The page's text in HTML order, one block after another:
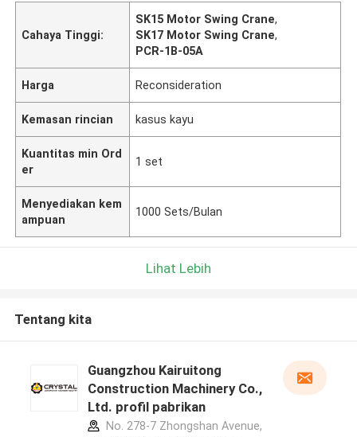
Cahaya Tinggi:
SK15 Motor Swing Crane,
SK17 Motor Swing Crane,
PCR-1B-05A
Harga Reconsideration
Kemasan rincian kasus kayu
Kuantitas min Ord
er
1 set
Menyediakan kem
ampuan
1000 Sets/Bulan
Lihat Lebih
Tentang kita
Guangzhou Kairuitong
Construction Machinery Co.,
Ltd. profil pabrikan
No. 278-7 Zhongshan Avenue,